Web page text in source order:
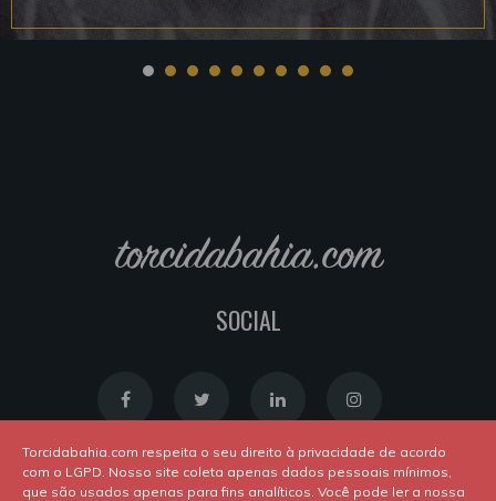
torcidabahia.com
SOCIAL
Torcidabahia.com respeita o seu direito à privacidade de acordo
com o LGPD. Nosso site coleta apenas dados pessoais mínimos,
que são usados apenas para fins analíticos. Você pode ler a nossa